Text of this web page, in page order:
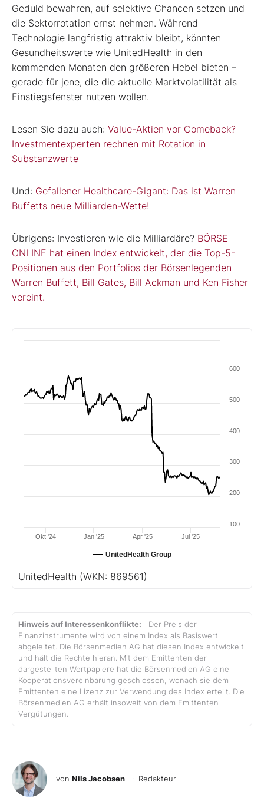
Geduld bewahren, auf selektive Chancen setzen und
die Sektorrotation ernst nehmen. Während
Technologie langfristig attraktiv bleibt, könnten
Gesundheitswerte wie UnitedHealth in den
kommenden Monaten den größeren Hebel bieten –
gerade für jene, die die aktuelle Marktvolatilität als
Einstiegsfenster nutzen wollen.
Lesen Sie dazu auch: Value-Aktien vor Comeback?
Investmentexperten rechnen mit Rotation in
Substanzwerte
Und: Gefallener Healthcare-Gigant: Das ist Warren
Buffetts neue Milliarden-Wette!
Übrigens: Investieren wie die Milliardäre? BÖRSE
ONLINE hat einen Index entwickelt, der die Top-5-
Positionen aus den Portfolios der Börsenlegenden
Warren Buffett, Bill Gates, Bill Ackman und Ken Fisher
vereint.
UnitedHealth Group
Jan '25 Jul '25
Okt '24 Apr '25
100
200
300
400
500
600
UnitedHealth (WKN: 869561)
Hinweis auf Interessenkonflikte: Der Preis der
Finanzinstrumente wird von einem Index als Basiswert
abgeleitet. Die Börsenmedien AG hat diesen Index entwickelt
und hält die Rechte hieran. Mit dem Emittenten der
dargestellten Wertpapiere hat die Börsenmedien AG eine
Kooperationsvereinbarung geschlossen, wonach sie dem
Emittenten eine Lizenz zur Verwendung des Index erteilt. Die
Börsenmedien AG erhält insoweit von dem Emittenten
Vergütungen.
von Nils Jacobsen · Redakteur